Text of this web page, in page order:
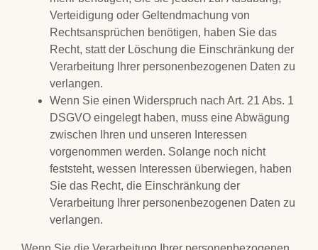
Verteidigung oder Geltendmachung von
Rechtsansprüchen benötigen, haben Sie das
Recht, statt der Löschung die Einschränkung der
Verarbeitung Ihrer personenbezogenen Daten zu
verlangen.
Wenn Sie einen Widerspruch nach Art. 21 Abs. 1
DSGVO eingelegt haben, muss eine Abwägung
zwischen Ihren und unseren Interessen
vorgenommen werden. Solange noch nicht
feststeht, wessen Interessen überwiegen, haben
Sie das Recht, die Einschränkung der
Verarbeitung Ihrer personenbezogenen Daten zu
verlangen.